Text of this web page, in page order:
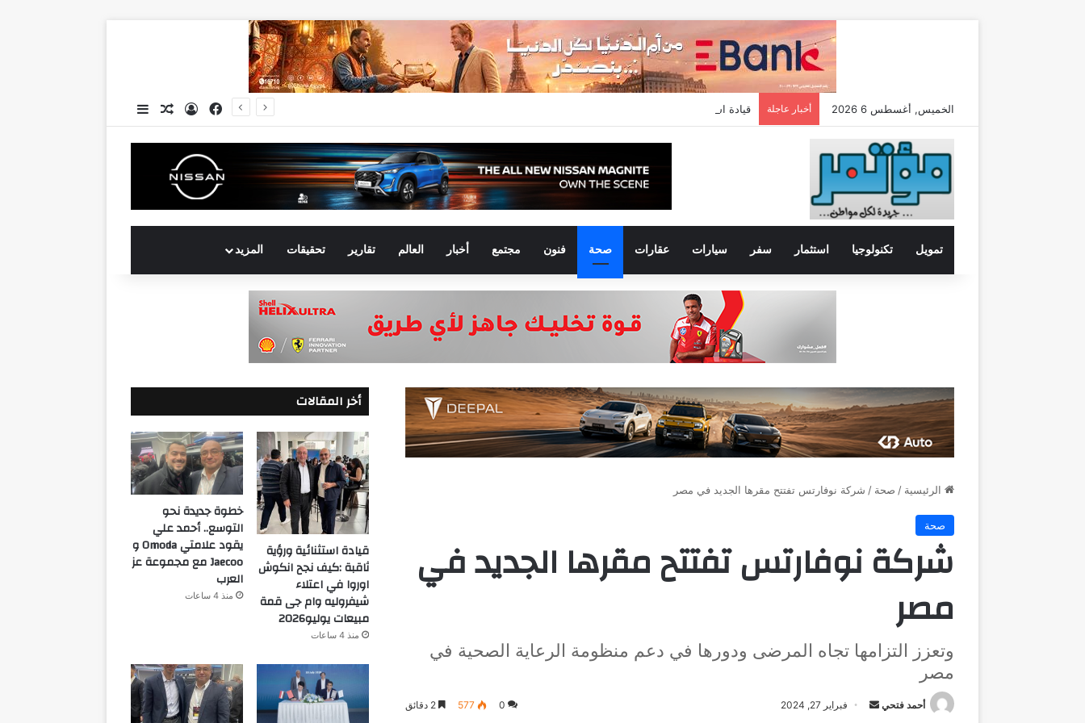
الخميس, أغسطس 6 2026 أخبار عاجلة قيادة استثنائية ورؤية ثاقبة :كيف نجح انكوش اوروا في اعتلاء شيفروليه وام جى قمة مبيعات يوليو2026 فيسبوكتسجيل الدخول
مقال عشوائي
إضافة عمود جانبي
تمويل تكنولوجيا استثمار سفر سيارات عقارات صحة فنون مجتمع أخبار العالم تقارير تحقيقات المزيد
الرئيسية / صحة / شركة نوفارتس تفتتح مقرها الجديد في مصر
صحة
شركة نوفارتس تفتتح مقرها الجديد في
مصر
وتعزز التزامها تجاه المرضى ودورها في دعم منظومة الرعاية الصحية في
مصر
أحمد فتحي
أرسل فبراير 27, 2024 0
577
أخر المقالات
قيادة استثنائية ورؤية
ثاقبة :كيف نجح انكوش
اوروا في اعتلاء
شيفروليه وام جى قمة
مبيعات يوليو2026
منذ 4 ساعات
خطوة جديدة نحو
التوسع.. أحمد علي
يقود علامتي Omoda و
Jaecoo مع مجموعة عز
العرب
منذ 4 ساعات